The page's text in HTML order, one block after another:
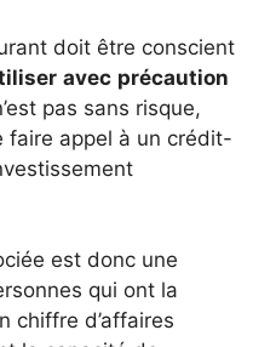
doit être conscient
avec précaution
pas sans risque,
faire appel à un crédit-
est donc une
qui ont la
chiffre d’affaires